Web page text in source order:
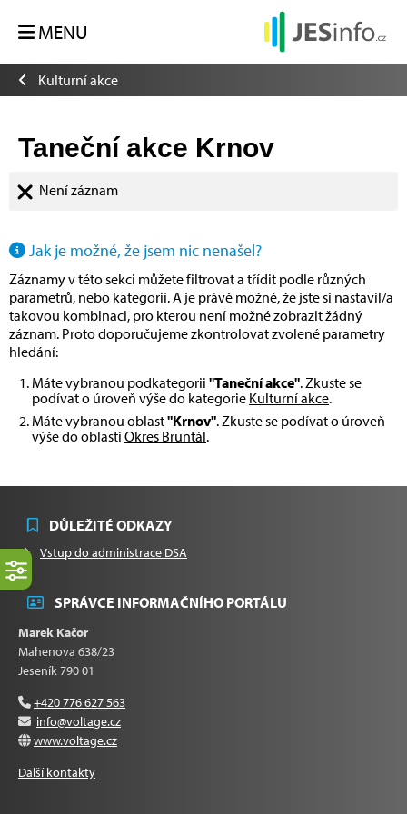
MENU
Kulturní akce
Taneční akce Krnov
Není záznam
Jak je možné, že jsem nic nenašel?
Záznamy v této sekci můžete filtrovat a třídit podle různých
parametrů, nebo kategorií. A je právě možné, že jste si nastavil/a
takovou kombinaci, pro kterou není možné zobrazit žádný
záznam. Proto doporučujeme zkontrolovat zvolené parametry
hledání:
Máte vybranou podkategorii "Taneční akce". Zkuste se
podívat o úroveň výše do kategorie Kulturní akce.
Máte vybranou oblast"Krnov". Zkuste se podívat o úroveň
výše do oblasti Okres Bruntál.
DŮLEŽITÉ ODKAZY
Vstup do administrace DSA
SPRÁVCE INFORMAČNÍHO PORTÁLU
Marek Kačor
Mahenova 638/23
Jeseník 790 01
+420 776 627 563
info@voltage.cz
www.voltage.cz
Další kontakty